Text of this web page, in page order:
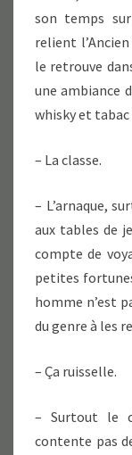
son temps
relient
le retrouve
une ambiance
whisky et
– La classe.
– L’arnaque,
aux tables de
compte de
petites
homme n’est
du genre à les
– Ça ruisselle.
– Surtout le
contente pas